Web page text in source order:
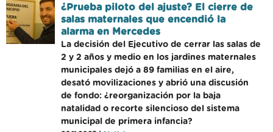
¿Prueba piloto del ajuste? El cierre de
salas maternales que encendió la
alarma en Mercedes
La decisión del Ejecutivo de cerrar las salas de
2 y 2 años y medio en los jardines maternales
municipales dejó a 89 familias en el aire,
desató movilizaciones y abrió una discusión
de fondo: ¿reorganización por la baja
natalidad o recorte silencioso del sistema
municipal de primera infancia?